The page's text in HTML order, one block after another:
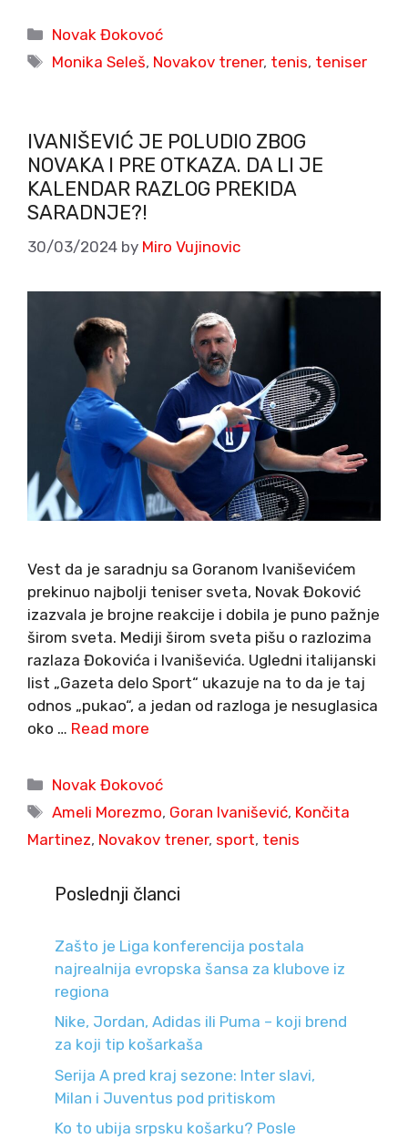
Categories
Novak Đokovoć
Tags
Monika Seleš, Novakov trener, tenis, teniser
IVANIŠEVIĆ JE POLUDIO ZBOG
NOVAKA I PRE OTKAZA. DA LI JE
KALENDAR RAZLOG PREKIDA
SARADNJE?!
30/03/2024 by Miro Vujinovic
Vest da je saradnju sa Goranom Ivaniševićem
prekinuo najbolji teniser sveta, Novak Đoković
izazvala je brojne reakcije i dobila je puno pažnje
širom sveta. Mediji širom sveta pišu o razlozima
razlaza Đokovića i Ivaniševića. Ugledni italijanski
list „Gazeta delo Sport“ ukazuje na to da je taj
odnos „pukao“, a jedan od razloga je nesuglasica
oko … Read more
Categories
Novak Đokovoć
Tags
Ameli Morezmo, Goran Ivanišević, Končita
Martinez, Novakov trener, sport, tenis
Poslednji članci
Zašto je Liga konferencija postala
najrealnija evropska šansa za klubove iz
regiona
Nike, Jordan, Adidas ili Puma – koji brend
za koji tip košarkaša
Serija A pred kraj sezone: Inter slavi,
Milan i Juventus pod pritiskom
Ko to ubija srpsku košarku? Posle